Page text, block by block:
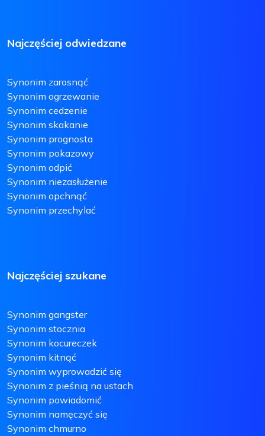
Najczęściej odwiedzane
Synonim zarosnąć
Synonim ogrzewanie
Synonim cedzenie
Synonim skakanie
Synonim prognosta
Synonim pokazowy
Synonim odpić
Synonim niezasłużenie
Synonim opchnąć
Synonim przechylać
Najczęściej szukane
Synonim gangster
Synonim stocznia
Synonim kocureczek
Synonim kitnąć
Synonim wyprowadzić się
Synonim z pieśnią na ustach
Synonim powiadomić
Synonim namęczyć się
Synonim chmurno